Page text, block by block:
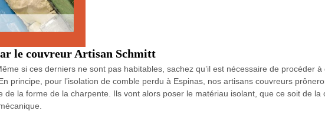
le couvreur Artisan Schmitt
si ces derniers ne sont pas habitables, sachez qu’il est nécessaire de procéder
principe, pour l’isolation de comble perdu à Espinas, nos artisans couvreurs
de la forme de la charpente. Ils vont alors poser le matériau isolant, que ce soit de